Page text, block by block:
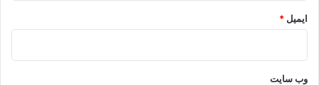
ایمیل *
وب‌ سایت